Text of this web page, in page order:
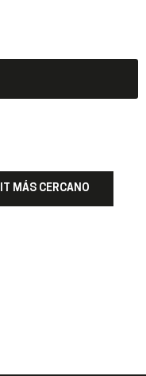
MÁS CERCANO